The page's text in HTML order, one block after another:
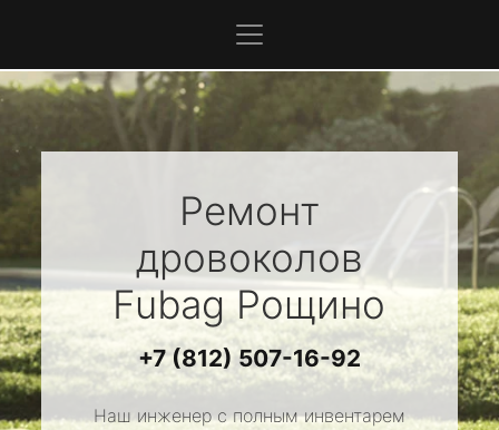
Ремонт
дровоколов
FubagРощино
+7 (812) 507-16-92
Наш инженер с полным инвентарем